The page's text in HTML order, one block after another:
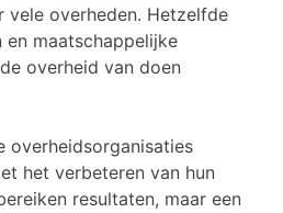
vele overheden. Hetzelfde
maatschappelijke
overheid van doen
overheidsorganisaties
het verbeteren van hun
resultaten, maar een